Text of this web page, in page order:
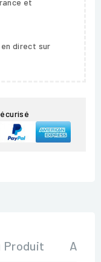
direct sur
Produit Avis